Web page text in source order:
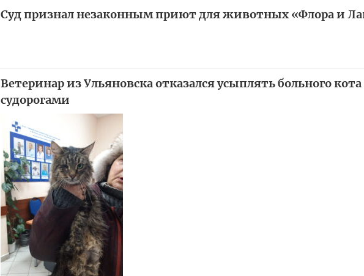
Суд признал незаконным приют для животных «Флора и
Ветеринар из Ульяновска отказался усыплять больного кота
судорогами